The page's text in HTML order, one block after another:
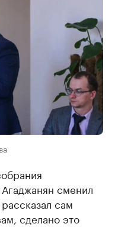
сменил
сам
сделано это